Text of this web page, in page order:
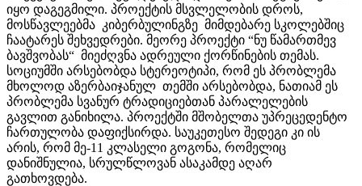
იყო დაგეგმილი. პროექტის მსვლელობის დროს,
მოსწავლეებმა კიბერბულინგზე მიმდებარე სკოლებშიც
ჩაატარეს შეხვედრები. მეორე პროექტი “ნუ წამართმევ
ბავშვობას“ მიეძღვნა ადრეული ქორწინების თემას.
სოციუმში არსებობდა სტერეოტიპი, რომ ეს პრობლემა
მხოლოდ აზერბაიჯანულ თემში არსებობდა, ნათიამ ეს
პრობლემა სვანურ ტრადიციებთან პარალელების
გავლით განიხილა. პროექტში მშობელთა უპრეცედენტო
ჩართულობა დაფიქსირდა. საუკეთესო შედეგი კი ის
არის, რომ მე-11 კლასელი გოგონა, რომელიც
დანიშნულია, სრულწლოვან ასაკამდე აღარ
გათხოვდება.